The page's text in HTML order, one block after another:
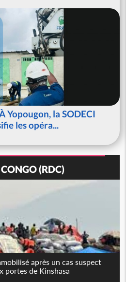
Yopougon, la SODECI
les opéra...
CONGO (RDC)
après un cas suspect
portes de Kinshasa